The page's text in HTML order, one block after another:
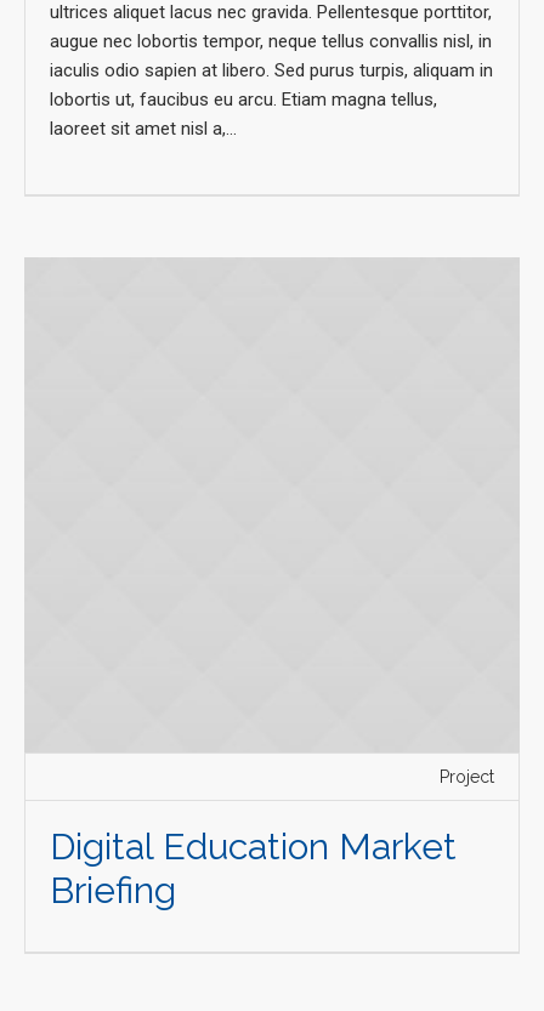
ultrices aliquet lacus nec gravida. Pellentesque porttitor,
augue nec lobortis tempor, neque tellus convallis nisl, in
iaculis odio sapien at libero. Sed purus turpis, aliquam in
lobortis ut, faucibus eu arcu. Etiam magna tellus,
laoreet sit amet nisl a,...
Project
Digital Education Market
Briefing